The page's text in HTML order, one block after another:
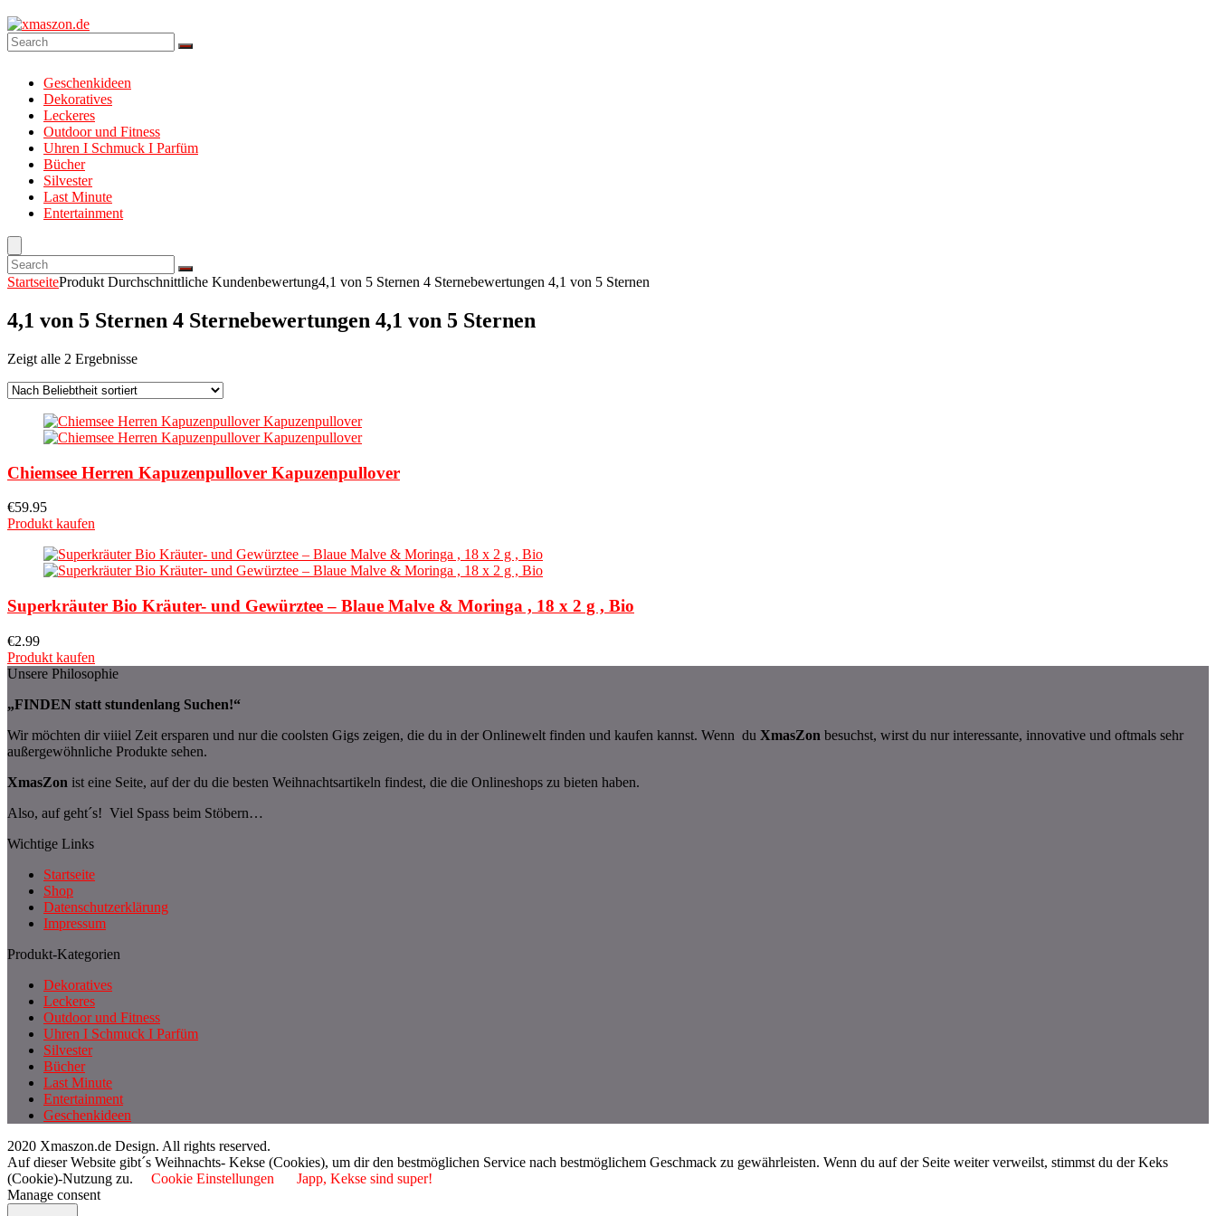
Geschenkideen
Dekoratives
Leckeres
Outdoor und Fitness
Uhren I Schmuck I Parfüm
Bücher
Silvester
Last Minute
Entertainment
StartseiteProdukt Durchschnittliche Kundenbewertung4,1 von 5 Sternen 4 Sternebewertungen 4,1 von 5 Sternen
4,1 von 5 Sternen 4 Sternebewertungen 4,1 von 5 Sternen
Zeigt alle 2 Ergebnisse
Chiemsee Herren Kapuzenpullover Kapuzenpullover
€59.95
Produkt kaufen
Superkräuter Bio Kräuter- und Gewürztee – Blaue Malve & Moringa , 18 x 2 g , Bio
€2.99
Produkt kaufen
Unsere Philosophie
„FINDEN statt stundenlang Suchen!“
Wir möchten dir viiiel Zeit ersparen und nur die coolsten Gigs zeigen, die du in der Onlinewelt finden und kaufen kannst. Wenn du XmasZon besuchst, wirst du nur interessante, innovative und oftmals sehr
außergewöhnliche Produkte sehen.
XmasZon ist eine Seite, auf der du die besten Weihnachtsartikeln findest, die die Onlineshops zu bieten haben.
Also, auf geht´s! Viel Spass beim Stöbern…
Wichtige Links
Startseite
Shop
Datenschutzerklärung
Impressum
Produkt-Kategorien
Dekoratives
Leckeres
Outdoor und Fitness
Uhren I Schmuck I Parfüm
Silvester
Bücher
Last Minute
Entertainment
Geschenkideen
2020 Xmaszon.de Design. All rights reserved.
Auf dieser Website gibt´s Weihnachts- Kekse (Cookies), um dir den bestmöglichen Service nach bestmöglichem Geschmack zu gewährleisten. Wenn du auf der Seite weiter verweilst, stimmst du der Keks
(Cookie)-Nutzung zu.
Cookie Einstellungen
Japp, Kekse sind super!
Manage consent